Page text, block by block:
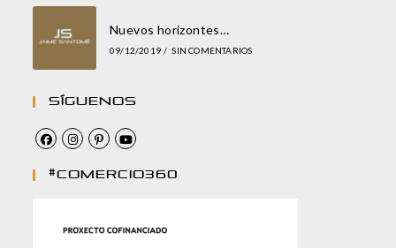
Nuevos horizontes…
09/12/2019 / SIN COMENTARIOS
Síguenos
#comercio360